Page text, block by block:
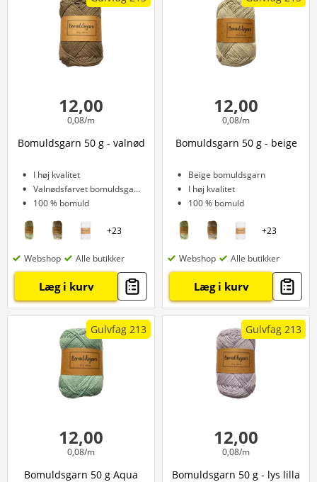
12,00
0,08/m
Bomuldsgarn 50 g - valnød
I høj kvalitet
Valnødsfarvet bomuldsgarn
100 % bomuld
+23
Webshop Alle butikker
Læg i kurv
12,00
0,08/m
Bomuldsgarn 50 g - beige
Beige bomuldsgarn
I høj kvalitet
100 % bomuld
+23
Webshop Alle butikker
Læg i kurv
Gulvfag 213
12,00
0,08/m
Bomuldsgarn 50 g Aqua
Gulvfag 213
12,00
0,08/m
Bomuldsgarn 50 g - lys lilla